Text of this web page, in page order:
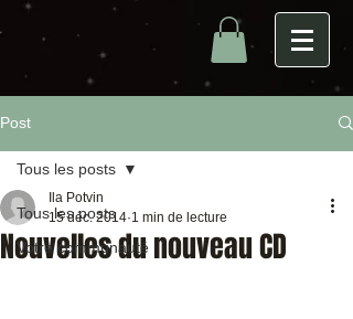
Post
Tous les posts
Votre communauté
Tous les posts
Nouvelles du nouveau CD
Ila Potvin
15 déc. 2014 1 min de lecture